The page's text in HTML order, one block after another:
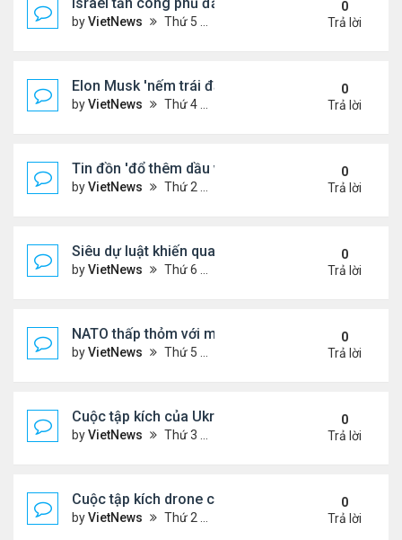
byVietNews Thứ 5 Tháng 6 12, 2025 5:28 pm
0
Trả lời
Elon Musk 'nếm trái đắng' khi rạn nứt với ông
byVietNews Thứ 4 Tháng 6 11, 2025 5:53 pm
0
Trả lời
Tin đồn 'đổ thêm dầu vào lửa' biểu tình ở Los
byVietNews Thứ 2 Tháng 6 09, 2025 5:54 pm
0
Trả lời
Siêu dự luật khiến quan hệ Trump - Musk tan vỡ
byVietNews Thứ 6 Tháng 6 06, 2025 4:57 pm
0
Trả lời
NATO thấp thỏm với mối đe dọa từ drone sát thủ
byVietNews Thứ 5 Tháng 6 05, 2025 5:51 pm
0
Trả lời
Cuộc tập kích của Ukraine khó làm suy yếu 'mưa
byVietNews Thứ 3 Tháng 6 03, 2025 5:55 pm
0
Trả lời
Cuộc tập kích drone có thể thay đổi quy tắc chiến
byVietNews Thứ 2 Tháng 6 02, 2025 5:41 pm
0
Trả lời